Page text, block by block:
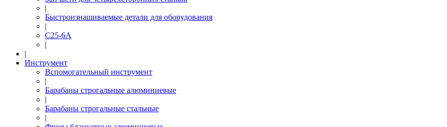
|
Быстроизнашиваемые детали для оборудования
|
С25-6А
|
|
Инструмент
Вспомогательный инструмент
|
Барабаны строгальные алюминиевые
|
Барабаны строгальные стальные
|